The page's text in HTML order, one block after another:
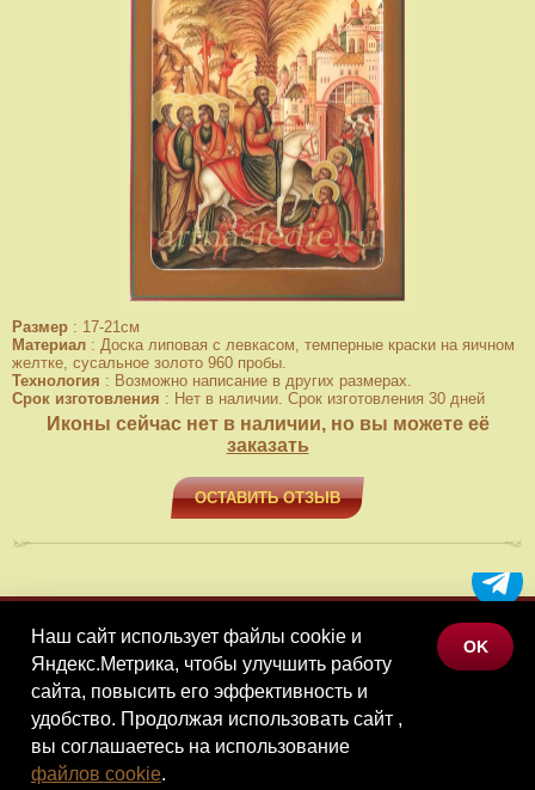
Размер : 17-21см
Материал : Доска липовая с левкасом, темперные краски на яичном
желтке, сусальное золото 960 пробы.
Технология : Возможно написание в других размерах.
Срок изготовления : Нет в наличии. Срок изготовления 30 дней
Иконы сейчас нет в наличии, но вы можете её
заказать
ОСТАВИТЬ ОТЗЫВ
МЕНЮ
КАТАЛОГ ТОВАРОВ
КОНТАКТЫ
Наш сайт использует файлы cookie и
Яндекс.Метрика, чтобы улучшить работу
сайта, повысить его эффективность и
удобство. Продолжая использовать сайт ,
вы соглашаетесь на использование
файлов cookie.
OK